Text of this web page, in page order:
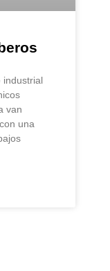
industrial
van
una